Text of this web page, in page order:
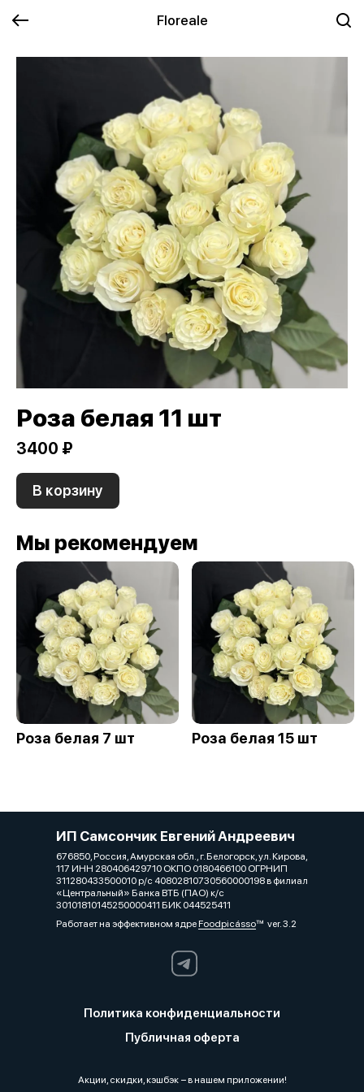
Floreale
Роза белая 11 шт
3400 ₽
В корзину
Мы рекомендуем
Роза белая 7 шт Роза белая 15 шт
ИП Самсончик Евгений Андреевич
676850, Россия, Амурская обл., г. Белогорск, ул. Кирова,
117 ИНН 280406429710 ОКПО 0180466100 ОГРНИП
311280433500010 р/с 40802810730560000198 в филиал
«Центральный» Банка ВТБ (ПАО) к/с
30101810145250000411 БИК 044525411
Работает на эффективном ядреFoodpicássover. 3.2
Политика конфиденциальности
Публичная оферта
Акции, скидки, кэшбэк − в нашем приложении!